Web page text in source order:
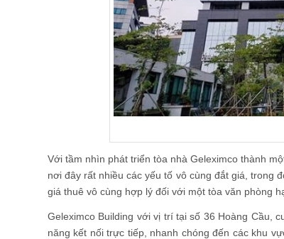
Với tầm nhìn phát triển tòa nhà Geleximco thành
nơi đây rất nhiều các yếu tố vô cùng đắt giá, trong
giá thuê vô cùng hợp lý đối với một tòa văn phòng
Geleximco Building với vị trí tại số 36 Hoàng Cầu,
năng kết nối trực tiếp, nhanh chóng đến các khu